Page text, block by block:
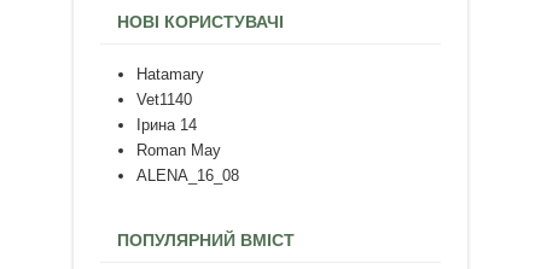
НОВІ КОРИСТУВАЧІ
Hatamary
Vet1140
Ірина 14
Roman May
ALENA_16_08
ПОПУЛЯРНИЙ ВМІСТ